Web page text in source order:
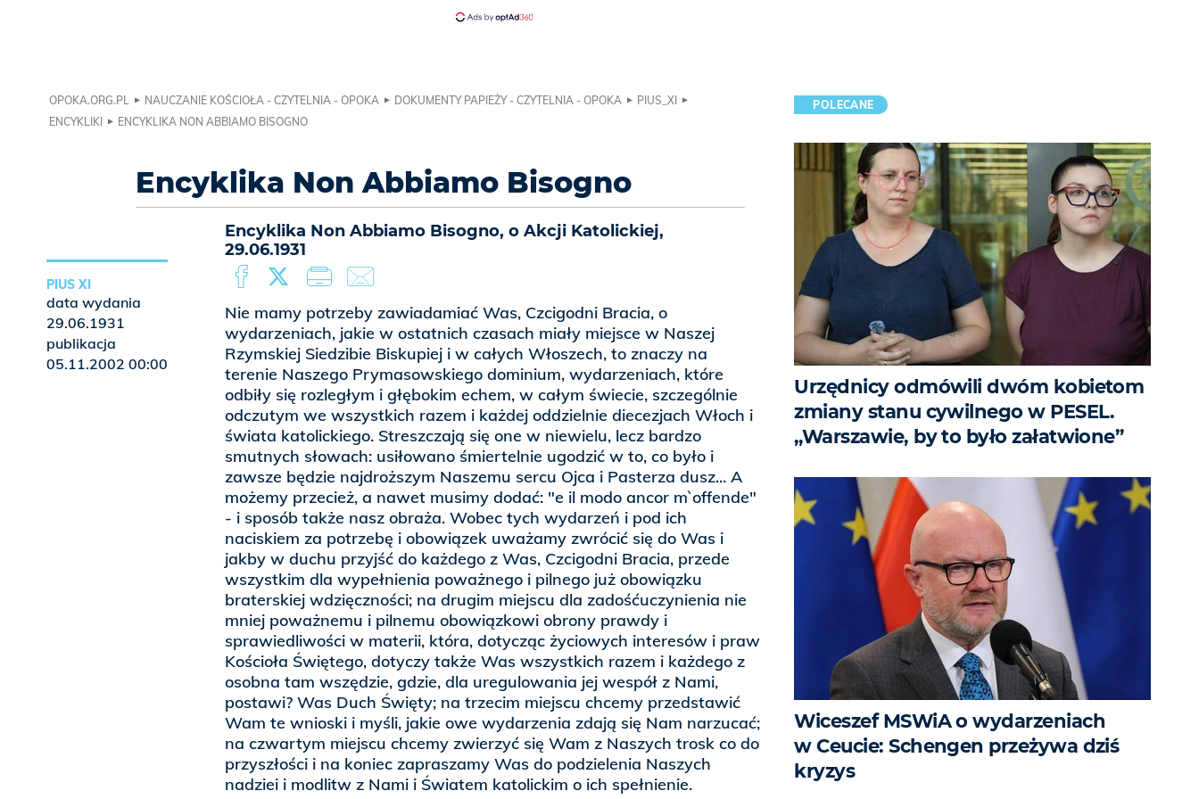
OPOKA.ORG.PL NAUCZANIE KOŚCIOŁA - CZYTELNIA - OPOKA DOKUMENTY PAPIEŻY - CZYTELNIA - OPOKA
PIUS_XI
ENCYKLIKI
ENCYKLIKA NON ABBIAMO BISOGNO
Encyklika Non Abbiamo Bisogno
Encyklika Non Abbiamo Bisogno, o Akcji Katolickiej,
29.06.1931
Nie mamy potrzeby zawiadamiać Was, Czcigodni Bracia, o
wydarzeniach, jakie w ostatnich czasach miały miejsce w Naszej
Rzymskiej Siedzibie Biskupiej i w całych Włoszech, to znaczy na
terenie Naszego Prymasowskiego dominium, wydarzeniach, które
odbiły się rozległym i głębokim echem, w całym świecie, szczególnie
odczutym we wszystkich razem i każdej oddzielnie diecezjach Włoch i
świata katolickiego. Streszczają się one w niewielu, lecz bardzo
smutnych słowach: usiłowano śmiertelnie ugodzić w to, co było i
zawsze będzie najdroższym Naszemu sercu Ojca i Pasterza dusz... A
możemy przecież, a nawet musimy dodać: "e il modo ancor m`offende"
- i sposób także nasz obraża. Wobec tych wydarzeń i pod ich
naciskiem za potrzebę i obowiązek uważamy zwrócić się do Was i
jakby w duchu przyjść do każdego z Was, Czcigodni Bracia, przede
wszystkim dla wypełnienia poważnego i pilnego już obowiązku
braterskiej wdzięczności; na drugim miejscu dla zadośćuczynienia nie
mniej poważnemu i pilnemu obowiązkowi obrony prawdy i
sprawiedliwości w materii, która, dotycząc życiowych interesów i praw
Kościoła Świętego, dotyczy także Was wszystkich razem i każdego z
osobna tam wszędzie, gdzie, dla uregulowania jej wespół z Nami,
postawi? Was Duch Święty; na trzecim miejscu chcemy przedstawić
Wam te wnioski i myśli, jakie owe wydarzenia zdają się Nam narzucać;
na czwartym miejscu chcemy zwierzyć się Wam z Naszych trosk co do
przyszłości i na koniec zapraszamy Was do podzielenia Naszych
nadziei i modlitw z Nami i Światem katolickim o ich spełnienie.
PIUS XI
data wydania
29.06.1931
publikacja
05.11.2002 00:00
POLECANE
Urzędnicy odmówili dwóm kobietom
zmiany stanu cywilnego w PESEL.
„Warszawie, by to było załatwione”
Wiceszef MSWiA o wydarzeniach
w Ceucie: Schengen przeżywa dziś
kryzys